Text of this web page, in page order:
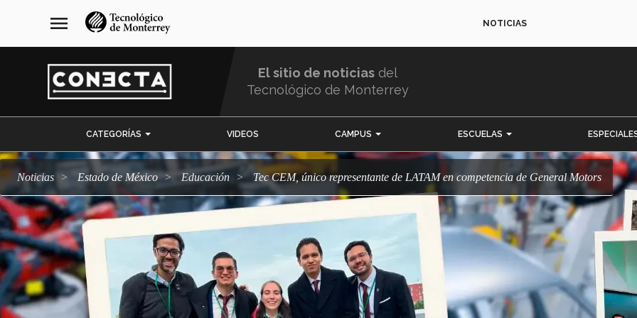
navegación
principal
menu NOTICIAS
El sitio de noticias del
Tecnológico de Monterrey
CATEGORÍAS VIDEOS CAMPUS ESCUELAS
Noticias Estado de México Educación Tec CEM, único representante de LATAM en competencia de General Motors